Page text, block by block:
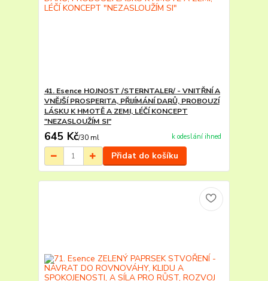
41. Esence HOJNOST /STERNTALER/ - VNITŘNÍ A
VNĚJŠÍ PROSPERITA, PŘIJÍMÁNÍ DARŮ, PROBOUZÍ
LÁSKU K HMOTĚ A ZEMI, LÉČÍ KONCEPT
"NEZASLOUŽÍM SI"
645 Kč/30 ml k odeslání ihned
Přidat do košíku